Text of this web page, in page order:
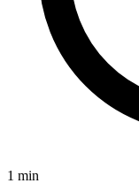
1 min